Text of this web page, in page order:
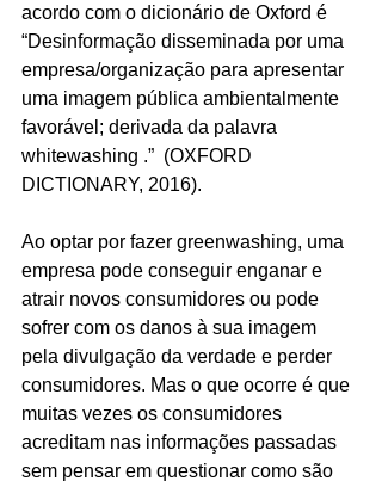
acordo com o dicionário de Oxford é
“Desinformação disseminada por uma
empresa/organização para apresentar
uma imagem pública ambientalmente
favorável; derivada da palavra
whitewashing .”  (OXFORD
DICTIONARY, 2016).
Ao optar por fazer greenwashing, uma
empresa pode conseguir enganar e
atrair novos consumidores ou pode
sofrer com os danos à sua imagem
pela divulgação da verdade e perder
consumidores. Mas o que ocorre é que
muitas vezes os consumidores
acreditam nas informações passadas
sem pensar em questionar como são